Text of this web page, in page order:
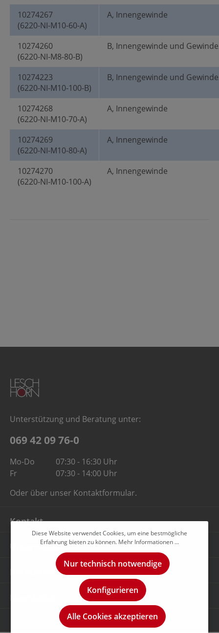
10274267
(6220-NI-M10-60-A)
A, Innengewinde
10274260
(6220-NI-M8-80-B)
B, Innengewinde und
10274223
(6220-NI-M10-100-B)
B, Innengewinde und
10274268
(6220-NI-M10-70-A)
A, Innengewinde
10274269
(6220-NI-M10-80-A)
A, Innengewinde
10274270
(6220-NI-M10-100-A)
A, Innengewinde
Unterstützung und Beratung unter:
069 42 09 76-0
Mo-Do
07:30 - 16:30 Uhr
Fr
07:30 - 14:00 Uhr
Oder über unser Kontaktformular.
Kontakt
Unternehmen
Rechtliches
Diese Website verwendet Cookies, um eine bestmögliche
Erfahrung bieten zu können. Mehr Informationen ...
Nur technisch notwendige
Konfigurieren
Alle Cookies akzeptieren